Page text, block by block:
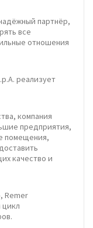
партнёр,
все
отношения
реализует
ва, компания
предприятия,
помещения,
вить
качество и
, Remer
цикл